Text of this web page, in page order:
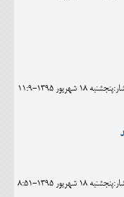
18 شهريور 1395-11:9
18 شهريور 1395-8:51